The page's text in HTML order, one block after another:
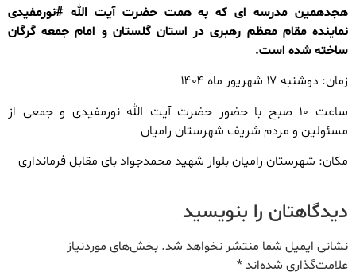
هجدهمین مدرسه ای که به همت حضرت آیت الله #نورمفیدی
نماینده مقام معظم رهبری در استان گلستان و امام جمعه گرگان
ساخته شده است.
زمان: دوشنبه ۱۷ شهریور ماه ۱۴۰۴
ساعت ۱۰ صبح با حضور حضرت آیت الله نورمفیدی و جمعی از
مسئولین و مردم شریف شهرستان رامیان
مکان: شهرستان رامیان بلوار شهید محمدجواد بای مقابل فرمانداری
دیدگاهتان را بنویسید
نشانی ایمیل شما منتشر نخواهد شد. بخش‌های موردنیاز
علامت‌گذاری شده‌اند*